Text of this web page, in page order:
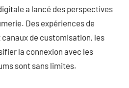
a lancé des perspectives
Des expériences de
de customisation, les
la connexion avec les
sont sans limites.